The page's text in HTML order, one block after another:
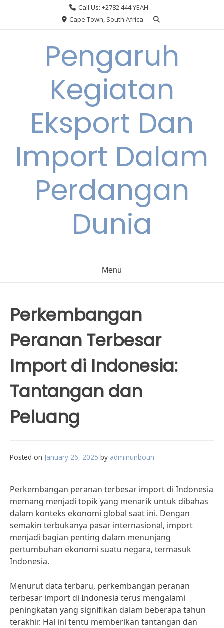
Call Us: +2782 444 YEAH
Cape Town, South Africa
Pengaruh
Kegiatan
Eksport Dan
Import Dalam
Perdangan
Dunia
Menu
Perkembangan
Peranan Terbesar
Import di Indonesia:
Tantangan dan
Peluang
Posted on January 26, 2025 by adminunboun
Perkembangan peranan terbesar import di Indonesia
memang menjadi topik yang menarik untuk dibahas
dalam konteks ekonomi global saat ini. Dengan
semakin terbukanya pasar internasional, import
menjadi bagian penting dalam menunjang
pertumbuhan ekonomi suatu negara, termasuk
Indonesia.
Menurut data terbaru, perkembangan peranan
terbesar import di Indonesia terus mengalami
peningkatan yang signifikan dalam beberapa tahun
terakhir. Hal ini tentu memberikan tantangan dan